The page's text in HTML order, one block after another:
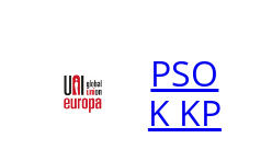
PSO
K KP